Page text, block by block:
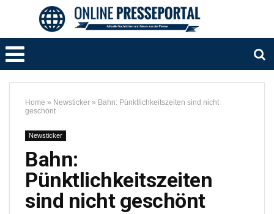
Home » Newsticker » Bahn: Pünktlichkeitszeiten sind nicht
geschönt
Newsticker
Bahn:
Pünktlichkeitszeiten
sind nicht geschönt